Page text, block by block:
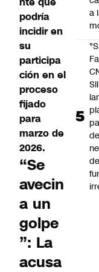
podría
incidir en
su
participa
ción en el
proceso
fijado
para
marzo de
2026.
“Se
avecin
a un
golpe
”: La
acusa
a
SII
de